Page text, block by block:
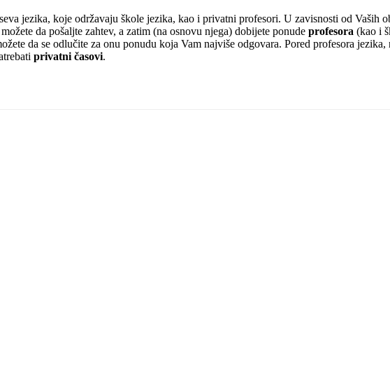
jezika, koje održavaju škole jezika, kao i privatni profesori. U zavisnosti od Vaših
možete da pošaljte zahtev, a zatim (na osnovu njega) dobijete ponude profesora (kao i
da se odlučite za onu ponudu koja Vam najviše odgovara. Pored profesora jezika,
privatni časovi.